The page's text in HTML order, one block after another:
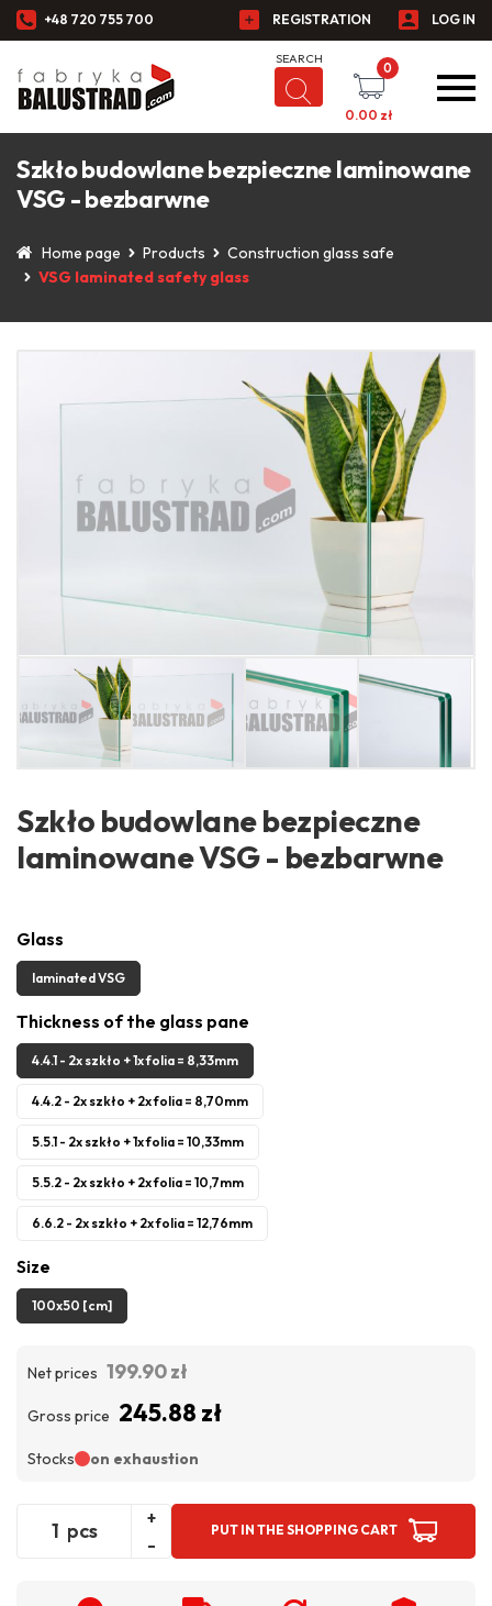
+48 720 755 700 REGISTRATION LOG IN
0
0.00 zł
Szkło budowlane bezpieczne laminowane
VSG - bezbarwne
Home page Products
Construction glass safe
VSG laminated safety glass
Szkło budowlane bezpieczne
laminowane VSG - bezbarwne
Glass
laminated VSG
Thickness of the glass pane
4.4.1 - 2x szkło + 1x folia = 8,33mm
4.4.2 - 2x szkło + 2x folia = 8,70mm
5.5.1 - 2x szkło + 1x folia = 10,33mm
5.5.2 - 2x szkło + 2x folia = 10,7mm
6.6.2 - 2x szkło + 2x folia = 12,76mm
Size
100x50 [cm]
Net prices 199.90 zł
Gross price 245.88 zł
Stocks on exhaustion
pcs
+
-
PUT IN THE SHOPPING CART